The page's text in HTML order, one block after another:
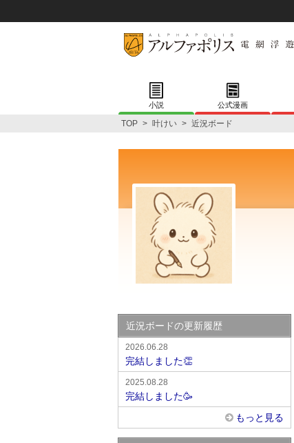
小説 公式漫画
TOP > 叶けい > 近況ボード
近況ボードの更新履歴
2026.06.28
完結しました👏
2025.08.28
完結しました🥳
もっと見る